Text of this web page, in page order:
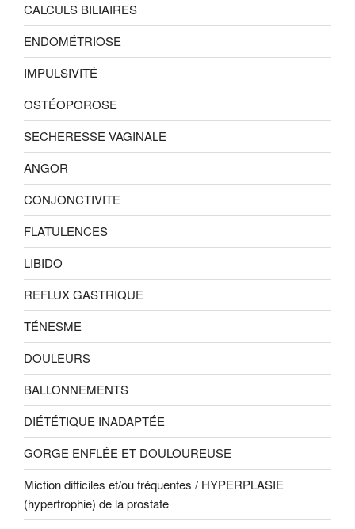
CALCULS BILIAIRES
ENDOMÉTRIOSE
IMPULSIVITÉ
OSTÉOPOROSE
SECHERESSE VAGINALE
ANGOR
CONJONCTIVITE
FLATULENCES
LIBIDO
REFLUX GASTRIQUE
TÉNESME
DOULEURS
BALLONNEMENTS
DIÉTÉTIQUE INADAPTÉE
GORGE ENFLÉE ET DOULOUREUSE
Miction difficiles et/ou fréquentes / HYPERPLASIE
(hypertrophie) de la prostate